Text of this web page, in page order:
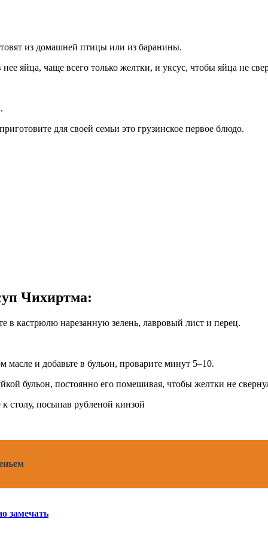
из домашней птицы или из баранины.
яйца, чаще всего только желтки, и уксус, чтобы яйца не
для своей семьи это грузинское первое блюдо.
Чихиртма:
в кастрюлю нарезанную зелень, лавровый лист и перец.
масле и добавьте в бульон, проварите минут 5–10.
бульон, постоянно его помешивая, чтобы желтки не
столу, посыпав рубленой кинзой
замечать